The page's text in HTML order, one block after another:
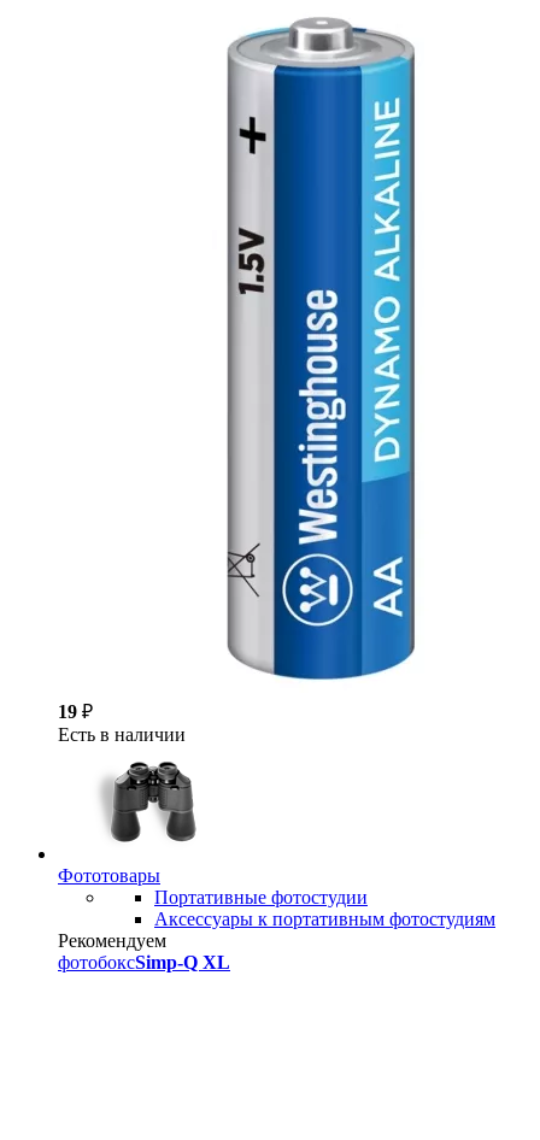
19 ₽
Есть в наличии
Фототовары
Портативные фотостудии
Аксессуары к портативным фотостудиям
Рекомендуем
фотобоксSimp-Q XL